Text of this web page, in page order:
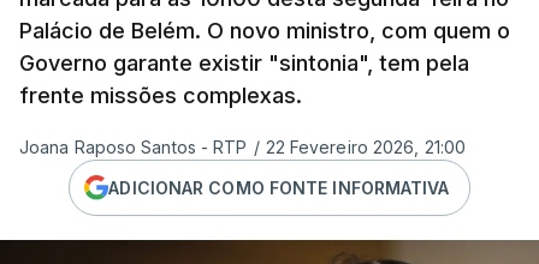
Palácio de Belém. O novo ministro, com quem o
Governo garante existir "sintonia", tem pela
frente missões complexas.
Joana Raposo Santos - RTP / 22 Fevereiro 2026, 21:00
ADICIONAR COMO FONTE INFORMATIVA